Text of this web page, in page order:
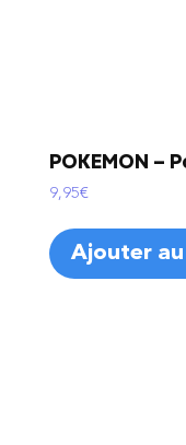
POKEMON –
9,95€
Ajouter